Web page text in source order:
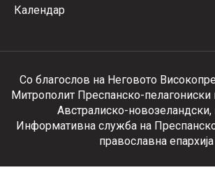
Календар
Со благослов на Неговото
Митрополит Преспанско-пелагониски
Австралиско-новозеландски,
Информативна служба на
православна епархија